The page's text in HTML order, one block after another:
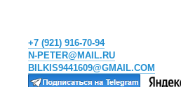
+7 (921) 916-70-94
N-PETER@MAIL.RU
BILKIS9441609@GMAIL.COM